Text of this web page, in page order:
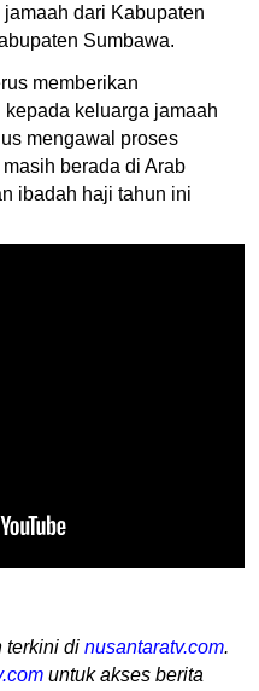
dari Kabupaten
Sumbawa.
memberikan
keluarga jamaah
mengawal proses
berada di Arab
ibadah haji tahun ini
terkini di nusantaratv.com.
untuk akses berita